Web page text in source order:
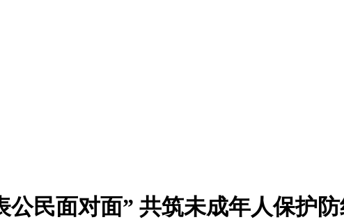
公民面对面” 共筑未成年人保护